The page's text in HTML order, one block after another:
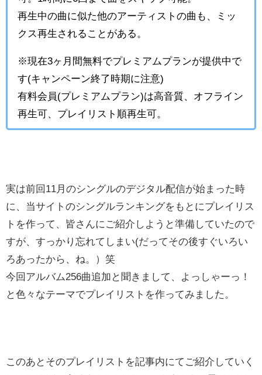
再生中の曲に似た他のアーティストの曲も、ミッ
クス再生されることがある。
※現在3ヶ月間無料でプレミアムプランが提供中で
す(キャンペーン終了時期に注意)
有料会員(プレミアムプラン)は高音質、オフライン
再生可、プレイリスト順再生可。
実は前回11月のシングルのデジタル配信が始まった時
に、当サイトのシングルランキングをもとにプレイリス
トを作って、皆さんにご紹介しようと準備していたので
すが、すっかり忘れてしまい(だってその後すぐいろい
ろあったから、ね。）笑
今回アルバム256曲追加と聞きまして、よっしゃーっ！
と色々なテーマでプレイリストを作ってみました。
このあとそのプレイリストを記事内にてご紹介していく